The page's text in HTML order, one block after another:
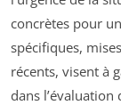
concrètes pour
spécifiques,
récents, visent à
dans l’évaluation